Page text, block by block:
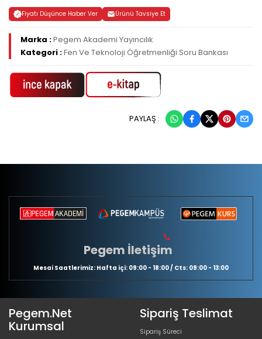
Fiyatı Düşünce Haber Ver Ürünü Tavsiye Et
Marka :Pegem Akademi Yayıncılık
Kategori :Fen Ve Teknoloji Öğretmenliği Soru Bankası
PAYLAŞ :
Pegem İletişim
Mesai Saatlerimiz: Hafta içi: 09:00 - 18:00 / Cts: 09:00 - 13:00
Pegem.Net
Kurumsal
Sipariş Teslimat
Sipariş Süreci